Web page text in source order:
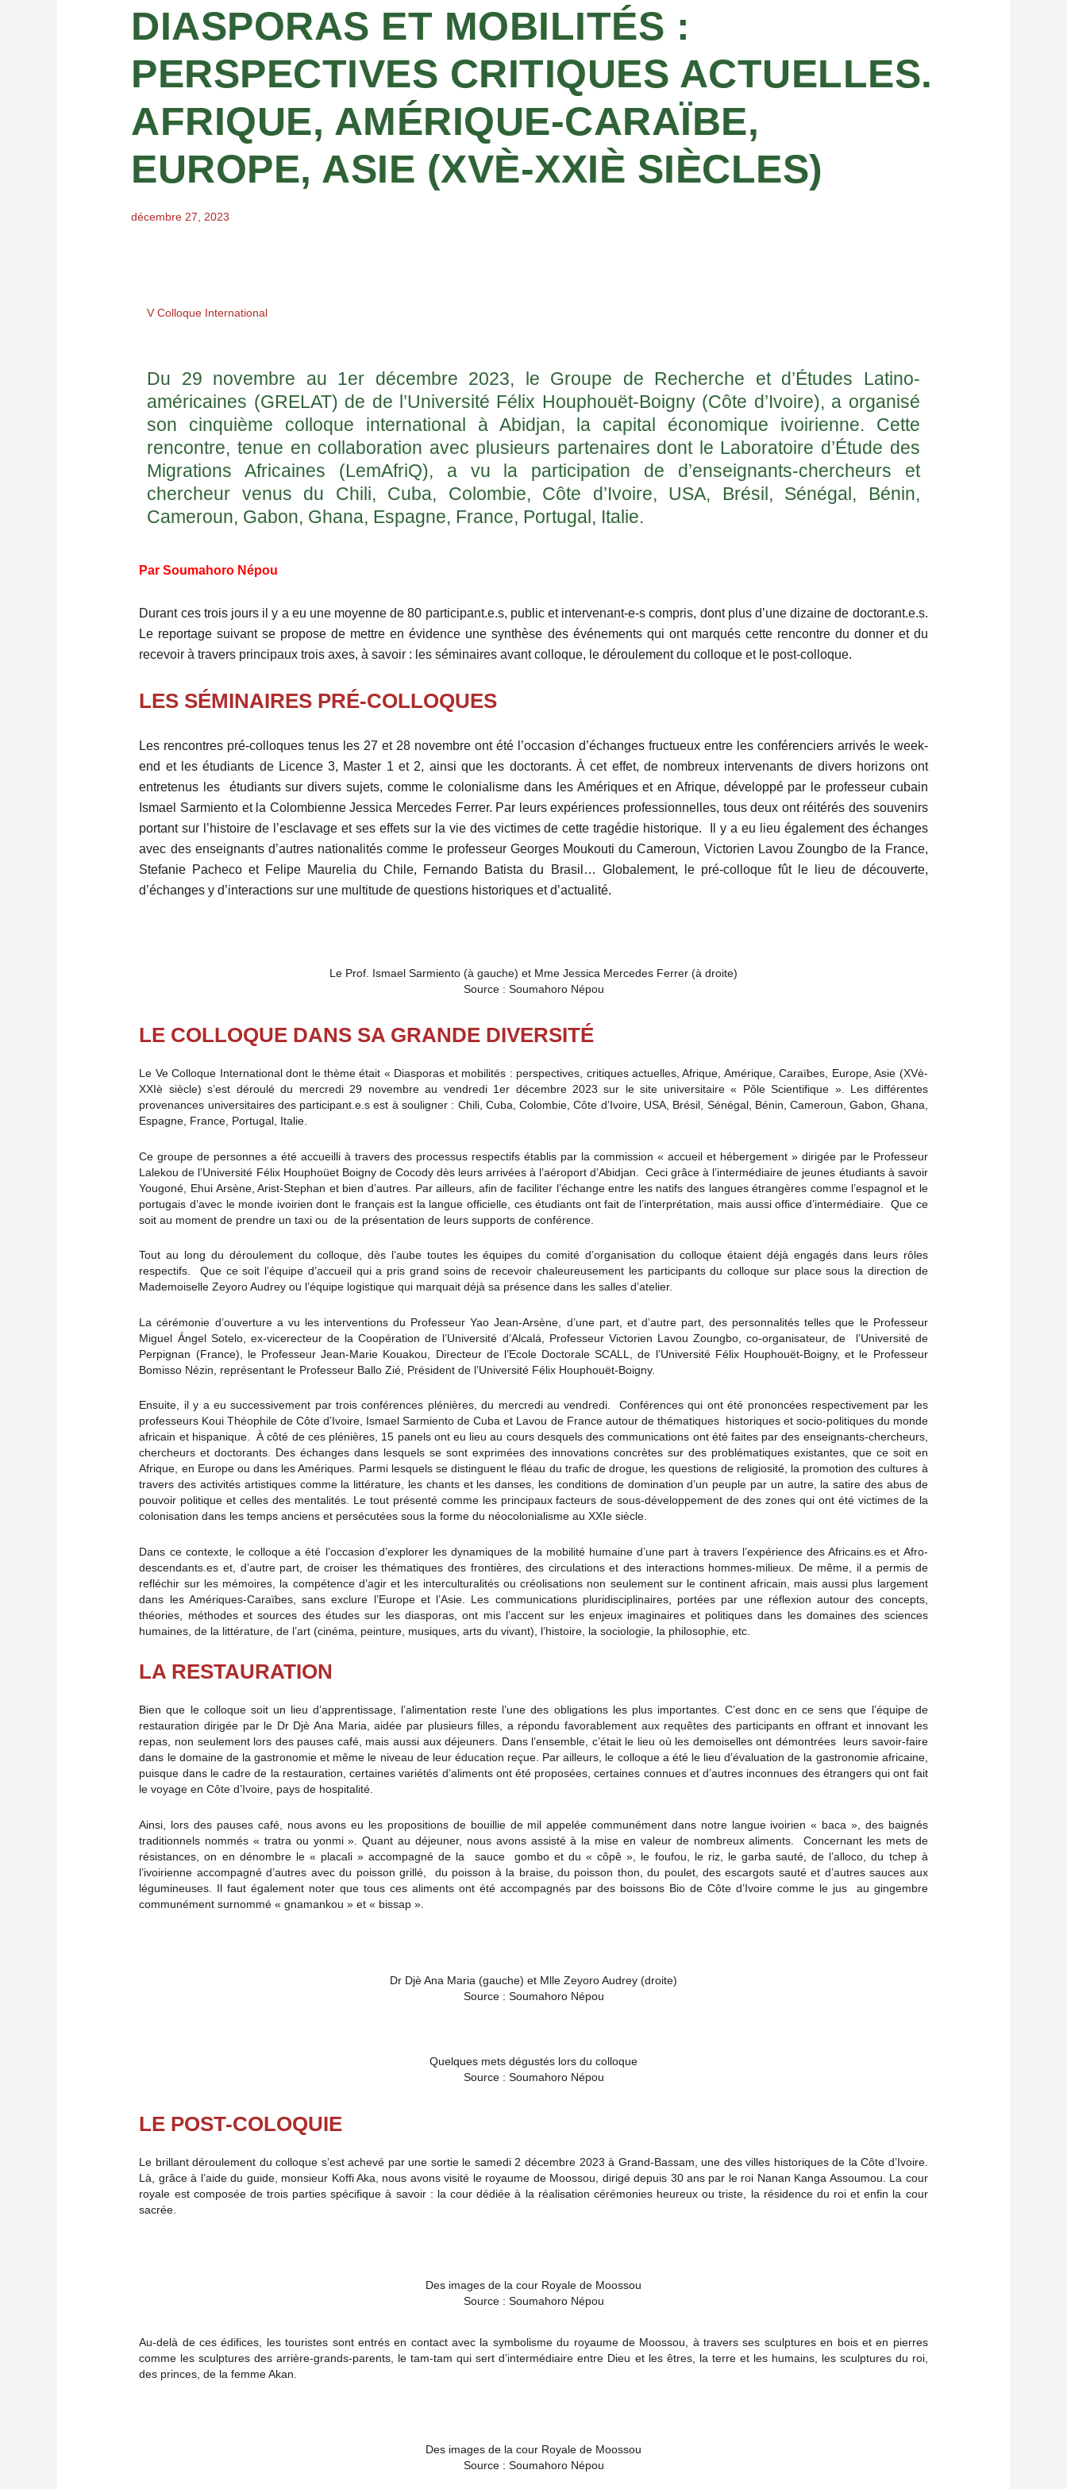
DIASPORAS ET MOBILITÉS :
PERSPECTIVES CRITIQUES ACTUELLES.
AFRIQUE, AMÉRIQUE-CARAÏBE,
EUROPE, ASIE (XVÈ-XXIÈ SIÈCLES)
décembre 27, 2023
V Colloque International
Du 29 novembre au 1er décembre 2023, le Groupe de Recherche et d’Études Latino-
américaines (GRELAT) de de l’Université Félix Houphouët-Boigny (Côte d’Ivoire), a organisé
son cinquième colloque international à Abidjan, la capital économique ivoirienne. Cette
rencontre, tenue en collaboration avec plusieurs partenaires dont le Laboratoire d’Étude des
Migrations Africaines (LemAfriQ), a vu la participation de d’enseignants-chercheurs et
chercheur venus du Chili, Cuba, Colombie, Côte d’Ivoire, USA, Brésil, Sénégal, Bénin,
Cameroun, Gabon, Ghana, Espagne, France, Portugal, Italie.
Par Soumahoro Népou
Durant ces trois jours il y a eu une moyenne de 80 participant.e.s, public et intervenant-e-s compris, dont plus d’une dizaine de doctorant.e.s.
Le reportage suivant se propose de mettre en évidence une synthèse des événements qui ont marqués cette rencontre du donner et du
recevoir à travers principaux trois axes, à savoir : les séminaires avant colloque, le déroulement du colloque et le post-colloque.
LES SÉMINAIRES PRÉ-COLLOQUES
Les rencontres pré-colloques tenus les 27 et 28 novembre ont été l’occasion d’échanges fructueux entre les conférenciers arrivés le week-
end et les étudiants de Licence 3, Master 1 et 2, ainsi que les doctorants. À cet effet, de nombreux intervenants de divers horizons ont
entretenus les étudiants sur divers sujets, comme le colonialisme dans les Amériques et en Afrique, développé par le professeur cubain
Ismael Sarmiento et la Colombienne Jessica Mercedes Ferrer. Par leurs expériences professionnelles, tous deux ont réitérés des souvenirs
portant sur l’histoire de l’esclavage et ses effets sur la vie des victimes de cette tragédie historique. Il y a eu lieu également des échanges
avec des enseignants d’autres nationalités comme le professeur Georges Moukouti du Cameroun, Victorien Lavou Zoungbo de la France,
Stefanie Pacheco et Felipe Maurelia du Chile, Fernando Batista du Brasil… Globalement, le pré-colloque fût le lieu de découverte,
d’échanges y d’interactions sur une multitude de questions historiques et d’actualité.
Le Prof. Ismael Sarmiento (à gauche) et Mme Jessica Mercedes Ferrer (à droite)
Source : Soumahoro Népou
LE COLLOQUE DANS SA GRANDE DIVERSITÉ
Le Ve Colloque International dont le thème était « Diasporas et mobilités : perspectives, critiques actuelles, Afrique, Amérique, Caraïbes, Europe, Asie (XVè-
XXIè siècle) s’est déroulé du mercredi 29 novembre au vendredi 1er décembre 2023 sur le site universitaire « Pôle Scientifique ». Les différentes
provenances universitaires des participant.e.s est à souligner : Chili, Cuba, Colombie, Côte d’Ivoire, USA, Brésil, Sénégal, Bénin, Cameroun, Gabon, Ghana,
Espagne, France, Portugal, Italie.
Ce groupe de personnes a été accueilli à travers des processus respectifs établis par la commission « accueil et hébergement » dirigée par le Professeur
Lalekou de l’Université Félix Houphoüet Boigny de Cocody dès leurs arrivées à l’aéroport d’Abidjan. Ceci grâce à l’intermédiaire de jeunes étudiants à savoir
Yougoné, Ehui Arsène, Arist-Stephan et bien d’autres. Par ailleurs, afin de faciliter l’échange entre les natifs des langues étrangères comme l’espagnol et le
portugais d’avec le monde ivoirien dont le français est la langue officielle, ces étudiants ont fait de l’interprétation, mais aussi office d’intermédiaire. Que ce
soit au moment de prendre un taxi ou de la présentation de leurs supports de conférence.
Tout au long du déroulement du colloque, dès l’aube toutes les équipes du comité d’organisation du colloque étaient déjà engagés dans leurs rôles
respectifs. Que ce soit l’équipe d’accueil qui a pris grand soins de recevoir chaleureusement les participants du colloque sur place sous la direction de
Mademoiselle Zeyoro Audrey ou l’équipe logistique qui marquait déjà sa présence dans les salles d’atelier.
La cérémonie d’ouverture a vu les interventions du Professeur Yao Jean-Arsène, d’une part, et d’autre part, des personnalités telles que le Professeur
Miguel Ángel Sotelo, ex-vicerecteur de la Coopération de l’Université d’Alcalá, Professeur Victorien Lavou Zoungbo, co-organisateur, de l’Université de
Perpignan (France), le Professeur Jean-Marie Kouakou, Directeur de l’Ecole Doctorale SCALL, de l’Université Félix Houphouët-Boigny, et le Professeur
Bomisso Nézin, représentant le Professeur Ballo Zié, Président de l’Université Félix Houphouët-Boigny.
Ensuite, il y a eu successivement par trois conférences plénières, du mercredi au vendredi. Conférences qui ont été prononcées respectivement par les
professeurs Koui Théophile de Côte d’Ivoire, Ismael Sarmiento de Cuba et Lavou de France autour de thématiques historiques et socio-politiques du monde
africain et hispanique. À côté de ces plénières, 15 panels ont eu lieu au cours desquels des communications ont été faites par des enseignants-chercheurs,
chercheurs et doctorants. Des échanges dans lesquels se sont exprimées des innovations concrètes sur des problématiques existantes, que ce soit en
Afrique, en Europe ou dans les Amériques. Parmi lesquels se distinguent le fléau du trafic de drogue, les questions de religiosité, la promotion des cultures à
travers des activités artistiques comme la littérature, les chants et les danses, les conditions de domination d’un peuple par un autre, la satire des abus de
pouvoir politique et celles des mentalités. Le tout présenté comme les principaux facteurs de sous-développement de des zones qui ont été victimes de la
colonisation dans les temps anciens et persécutées sous la forme du néocolonialisme au XXIe siècle.
Dans ce contexte, le colloque a été l’occasion d’explorer les dynamiques de la mobilité humaine d’une part à travers l’expérience des Africains.es et Afro-
descendants.es et, d’autre part, de croiser les thématiques des frontières, des circulations et des interactions hommes-milieux. De même, il a permis de
refléchir sur les mémoires, la compétence d’agir et les interculturalités ou créolisations non seulement sur le continent africain, mais aussi plus largement
dans les Amériques-Caraïbes, sans exclure l’Europe et l’Asie. Les communications pluridisciplinaires, portées par une réflexion autour des concepts,
théories, méthodes et sources des études sur les diasporas, ont mis l’accent sur les enjeux imaginaires et politiques dans les domaines des sciences
humaines, de la littérature, de l’art (cinéma, peinture, musiques, arts du vivant), l’histoire, la sociologie, la philosophie, etc.
LA RESTAURATION
Bien que le colloque soit un lieu d’apprentissage, l’alimentation reste l’une des obligations les plus importantes. C’est donc en ce sens que l’équipe de
restauration dirigée par le Dr Djè Ana Maria, aidée par plusieurs filles, a répondu favorablement aux requêtes des participants en offrant et innovant les
repas, non seulement lors des pauses café, mais aussi aux déjeuners. Dans l’ensemble, c’était le lieu où les demoiselles ont démontrées leurs savoir-faire
dans le domaine de la gastronomie et même le niveau de leur éducation reçue. Par ailleurs, le colloque a été le lieu d’évaluation de la gastronomie africaine,
puisque dans le cadre de la restauration, certaines variétés d’aliments ont été proposées, certaines connues et d’autres inconnues des étrangers qui ont fait
le voyage en Côte d’Ivoire, pays de hospitalité.
Ainsi, lors des pauses café, nous avons eu les propositions de bouillie de mil appelée communément dans notre langue ivoirien « baca », des baignés
traditionnels nommés « tratra ou yonmi ». Quant au déjeuner, nous avons assisté à la mise en valeur de nombreux aliments. Concernant les mets de
résistances, on en dénombre le « placali » accompagné de la sauce gombo et du « côpê », le foufou, le riz, le garba sauté, de l’alloco, du tchep à
l’ivoirienne accompagné d’autres avec du poisson grillé, du poisson à la braise, du poisson thon, du poulet, des escargots sauté et d’autres sauces aux
légumineuses. Il faut également noter que tous ces aliments ont été accompagnés par des boissons Bio de Côte d’Ivoire comme le jus au gingembre
communément surnommé « gnamankou » et « bissap ».
Dr Djè Ana Maria (gauche) et Mlle Zeyoro Audrey (droite)
Source : Soumahoro Népou
Quelques mets dégustés lors du colloque
Source : Soumahoro Népou
LE POST-COLOQUIE
Le brillant déroulement du colloque s’est achevé par une sortie le samedi 2 décembre 2023 à Grand-Bassam, une des villes historiques de la Côte d’Ivoire.
Là, grâce à l’aide du guide, monsieur Koffi Aka, nous avons visité le royaume de Moossou, dirigé depuis 30 ans par le roi Nanan Kanga Assoumou. La cour
royale est composée de trois parties spécifique à savoir : la cour dédiée à la réalisation cérémonies heureux ou triste, la résidence du roi et enfin la cour
sacrée.
Des images de la cour Royale de Moossou
Source : Soumahoro Népou
Au-delà de ces édifices, les touristes sont entrés en contact avec la symbolisme du royaume de Moossou, à travers ses sculptures en bois et en pierres
comme les sculptures des arrière-grands-parents, le tam-tam qui sert d’intermédiaire entre Dieu et les êtres, la terre et les humains, les sculptures du roi,
des princes, de la femme Akan.
Des images de la cour Royale de Moossou
Source : Soumahoro Népou